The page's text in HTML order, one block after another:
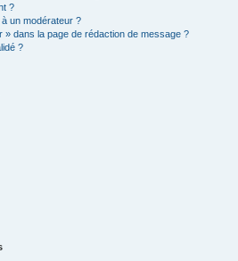
?
un modérateur ?
» dans la page de rédaction de message ?
?